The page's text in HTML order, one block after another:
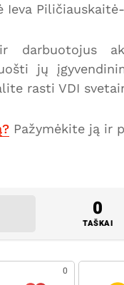
Ieva
darbuotojus
jų
rasti VDI
Pažymėkite ją ir
0
TAŠKAI
0